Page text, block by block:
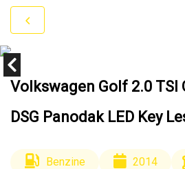
Volkswagen Golf 2.0 TSI
DSG Panodak LED Key
Benzine 2014